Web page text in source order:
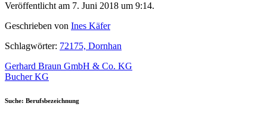
Veröffentlicht am 7. Juni 2018 um 9:14.
Geschrieben von Ines Käfer
Schlagwörter: 72175, Dornhan
Beitragsnavigation
Gerhard Braun GmbH & Co. KG
Bucher KG
Suche: Berufsbezeichnung